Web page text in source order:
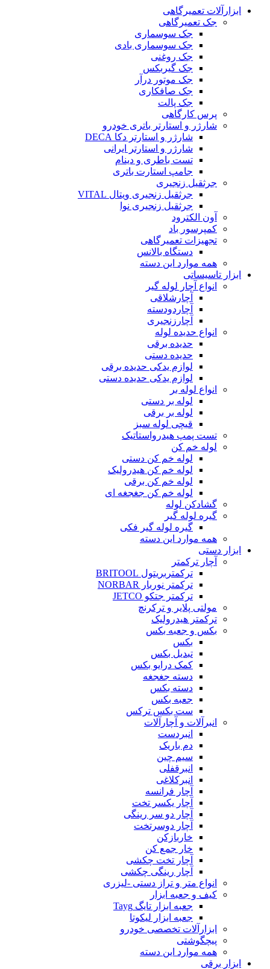
ابزارآلات تعمیرگاهی
جک تعمیرگاهی
جک سوسماری
جک سوسماری بادی
جک روغنی
جک گیربکس
جک موتور درآر
جک صافکاری
جک پالت
پرس کارگاهی
شارژر و استارتر باتری خودرو
شارژر و استارتر دکا DECA
شارژر و استارتر ایرانی
تست باطری و دینام
جامپ استارت باتری
جرثقیل زنجیری
جرثقیل زنجیری ویتال VITAL
جرثقیل زنجیری نوا
آون الکترود
کمپرسور باد
تجهیزات تعمیرگاهی
دستگاه بالانس
همه موارد این دسته
ابزار تاسیساتی
انواع آچار لوله گیر
آچارشلاقی
آچاردودسته
آچارزنجیری
انواع حدیده لوله
حدیده برقی
حدیده دستی
لوازم یدکی حدیده برقی
لوازم یدکی حدیده دستی
انواع لوله بر
لوله بر دستی
لوله بر برقی
قیچی لوله سبز
تست پمپ هیدرواستاتیک
لوله خم کن
لوله خم کن دستی
لوله خم کن هیدرولیک
لوله خم کن برقی
لوله خم کن جغجغه ای
گشادکن لوله
گیره لوله گیر
گیره لوله گیر فکی
همه موارد این دسته
ابزار دستی
آچار ترکمتر
ترکمتربریتول BRITOOL
ترکمتر نوربار NORBAR
ترکمتر جتکو JETCO
مولتی پلایر و ترکرنچ
ترکمتر هیدرولیک
بکس و جعبه بکس
بکس
تبدیل بکس
کمک درایو بکس
دسته جغجغه
دسته بکس
جعبه بکس
ست بکس ترکس
انبرآلات و آچارآلات
انبردست
دم باریک
سیم چین
انبرقفلی
انبرکلاغی
آچار فرانسه
آچار یکسر تخت
آچار دو سر رینگی
آچار دوسرتخت
خاربازکن
خار جمع کن
آچار تخت چکشی
آچار رینگی چکشی
انواع متر و تراز دستی -لیزری
کیف و جعبه ابزار
جعبه ابزار تایگ Tayg
جعبه ابزار لیکوتا
ابزارآلات تخصصی خودرو
پیچگوشتی
همه موارد این دسته
ابزار برقی